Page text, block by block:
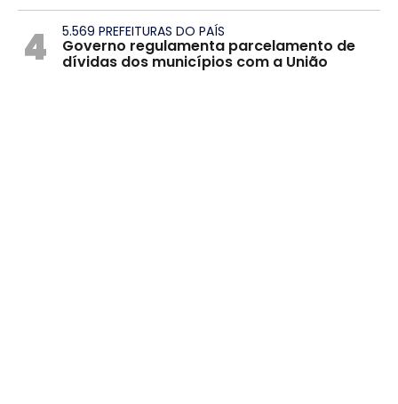
4 5.569 PREFEITURAS DO PAÍS
Governo regulamenta parcelamento de
dívidas dos municípios com a União